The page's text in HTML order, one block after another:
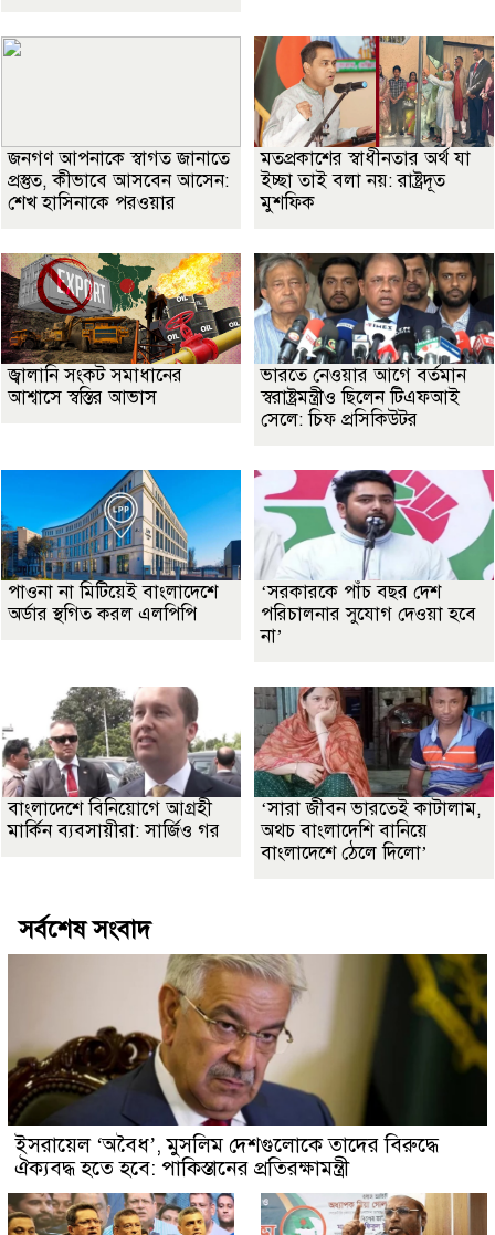
জনগণ আপনাকে স্বাগত জানাতে
প্রস্তুত, কীভাবে আসবেন আসেন:
শেখ হাসিনাকে পরওয়ার
মতপ্রকাশের স্বাধীনতার অর্থ যা
ইচ্ছা তাই বলা নয়: রাষ্ট্রদূত
মুশফিক
জ্বালানি সংকট সমাধানের
আশ্বাসে স্বস্তির আভাস
ভারতে নেওয়ার আগে বর্তমান
স্বরাষ্ট্রমন্ত্রীও ছিলেন টিএফআই
সেলে: চিফ প্রসিকিউটর
পাওনা না মিটিয়েই বাংলাদেশে
অর্ডার স্থগিত করল এলপিপি
‘সরকারকে পাঁচ বছর দেশ
পরিচালনার সুযোগ দেওয়া হবে
না’
বাংলাদেশে বিনিয়োগে আগ্রহী
মার্কিন ব্যবসায়ীরা: সার্জিও গর
‘সারা জীবন ভারতেই কাটালাম,
অথচ বাংলাদেশি বানিয়ে
বাংলাদেশে ঠেলে দিলো’
সর্বশেষ সংবাদ
ইসরায়েল ‘অবৈধ’, মুসলিম দেশগুলোকে তাদের বিরুদ্ধে
ঐক্যবদ্ধ হতে হবে: পাকিস্তানের প্রতিরক্ষামন্ত্রী